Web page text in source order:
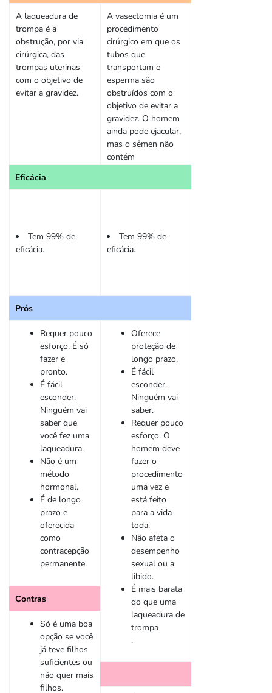
A laqueadura de
trompa é a
obstrução, por via
cirúrgica, das
trompas uterinas
com o objetivo de
evitar a gravidez.
Eficácia
Tem 99% de
eficácia.
Prós
Requer pouco
esforço. É só
fazer e
pronto.
É fácil
esconder.
Ninguém vai
saber que
você fez uma
laqueadura.
Não é um
método
hormonal.
É de longo
prazo e
oferecida
como
contracepção
permanente.
Contras
Só é uma boa
opção se você
já teve filhos
suficientes ou
não quer mais
filhos.
A vasectomia é um
procedimento
cirúrgico em que os
tubos que
transportam o
esperma são
obstruídos com o
objetivo de evitar a
gravidez. O homem
ainda pode ejacular,
mas o sêmen não
contém
Tem 99% de
eficácia.
Oferece
proteção de
longo prazo.
É fácil
esconder.
Ninguém vai
saber.
Requer pouco
esforço. O
homem deve
fazer o
procedimento
uma vez e
está feito
para a vida
toda.
Não afeta o
desempenho
sexual ou a
libido.
É mais barata
do que uma
laqueadura de
trompa
.